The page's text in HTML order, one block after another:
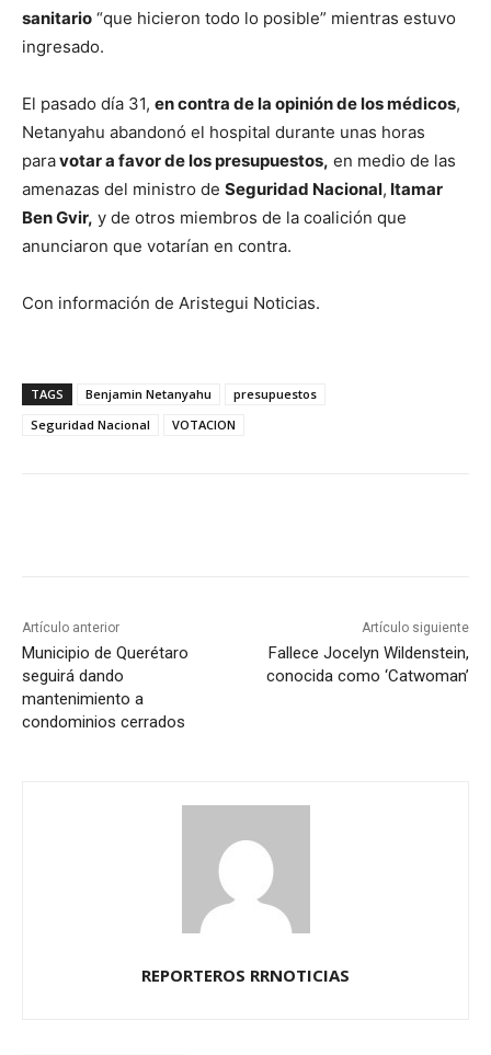
sanitario “que hicieron todo lo posible” mientras estuvo
ingresado.
El pasado día 31, en contra de la opinión de los médicos,
Netanyahu abandonó el hospital durante unas horas
paravotar a favor de los presupuestos, en medio de las
amenazas del ministro de Seguridad Nacional, Itamar
Ben Gvir, y de otros miembros de la coalición que
anunciaron que votarían en contra.
Con información de Aristegui Noticias.
TAGS Benjamin Netanyahu
presupuestos
Seguridad Nacional
VOTACION
Artículo anterior
Municipio de Querétaro
seguirá dando
mantenimiento a
condominios cerrados
Artículo siguiente
Fallece Jocelyn Wildenstein,
conocida como ‘Catwoman’
REPORTEROS RRNOTICIAS